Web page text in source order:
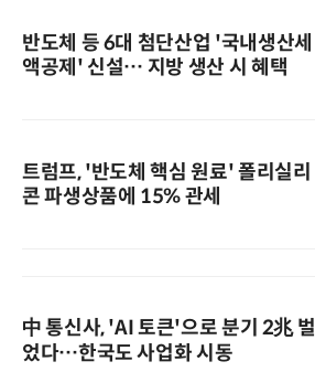
반도체 등 6대 첨단산업 '국내생산세
액공제' 신설… 지방 생산 시 혜택
트럼프, '반도체 핵심 원료' 폴리실리
콘 파생상품에 15% 관세
中 통신사, 'AI 토큰'으로 분기 2兆 벌
었다…한국도 사업화 시동